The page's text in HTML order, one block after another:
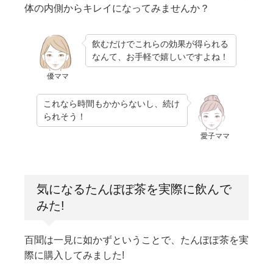
体の内側からキレイになってみませんか？
優ママ
飲むだけでこれらの効果が得られる
なんて、お手軽で嬉しいですよね！
愛子ママ
これなら時間もかからないし、続け
られそう！
気になるたんぽぽ茶を実際に飲んで
みた!
百聞は一見に如かずということで、たんぽぽ茶を実
際に購入してみました!